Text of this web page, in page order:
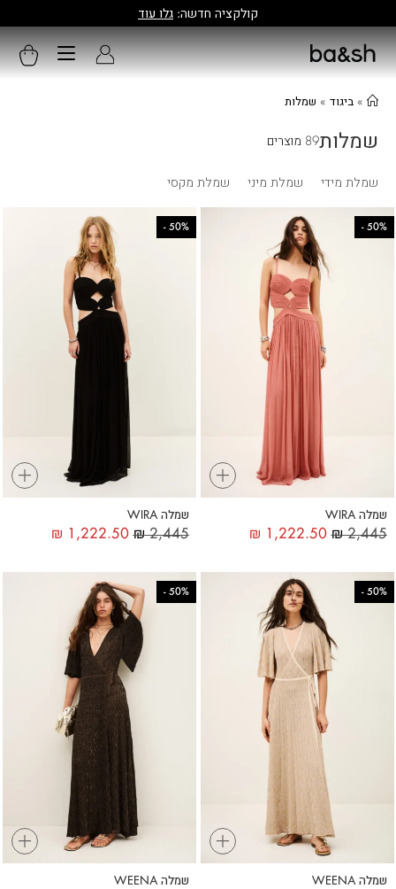
האתר הרשמי של ba&sh ישראל
» ביגוד » שמלות
שמלות89 מוצרים
שמלת מידי שמלת מיני שמלת מקסי
+
50%
-
שמלה WIRA
₪2,445
₪ 1,222.50
+
50%
-
שמלה WIRA
₪2,445
₪ 1,222.50
+
50%
-
שמלה WEENA
+
50%
-
שמלה WEENA